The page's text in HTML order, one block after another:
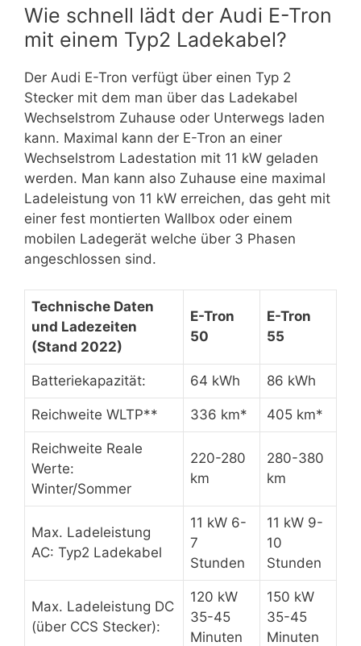
Wie schnell lädt der Audi E-Tron
mit einem Typ2 Ladekabel?
Der Audi E-Tron verfügt über einen Typ 2
Stecker mit dem man über das Ladekabel
Wechselstrom Zuhause oder Unterwegs laden
kann. Maximal kann der E-Tron an einer
Wechselstrom Ladestation mit 11 kW geladen
werden. Man kann also Zuhause eine maximal
Ladeleistung von 11 kW erreichen, das geht mit
einer fest montierten Wallbox oder einem
mobilen Ladegerät welche über 3 Phasen
angeschlossen sind.
Technische Daten
und Ladezeiten
(Stand 2022)
E-Tron
50
E-Tron
55
Batteriekapazität: 64 kWh 86 kWh
Reichweite WLTP** 336 km* 405 km*
Reichweite Reale
Werte:
Winter/Sommer
220-280
km
280-380
km
Max. Ladeleistung
AC: Typ2 Ladekabel
11 kW 6-
7
Stunden
11 kW 9-
10
Stunden
Max. Ladeleistung DC
(über CCS Stecker):
120 kW
35-45
Minuten
150 kW
35-45
Minuten